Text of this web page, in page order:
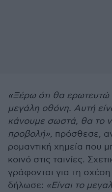
«Ξέρω ότι θα
μεγάλη οθόνη. Αυτή
κάνουμε σωστά, θα το
προβολή», πρόσθεσε,
ρομαντική χημεία που
κοινό στις ταινίες.
γράφονται για τη
δήλωσε: «Είναι το